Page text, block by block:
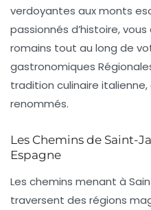
verdoyantes aux monts
passionnés d’histoire,
romains tout au long de
gastronomiques
tradition culinaire
renommés.
Les Chemins de Saint-
Espagne
Les chemins menant à
traversent des régions